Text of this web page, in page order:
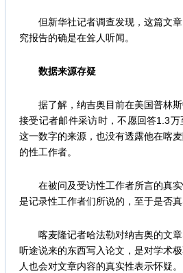
但新华社记者调查发现，这篇文章
究报告的确是在耸人听闻。
数据来源存疑
据了解，纳吉奥目前在美国普林斯
接受记者邮件采访时，不愿回答1.3
这一数字的来源，也没有透露他在喀
的性工作者。
在被问及受访性工作者所言的真实
是记录性工作者们所说的，至于是否
喀麦隆记者哈法勒对纳吉奥的文章
听途说来的东西写入论文，是对学术
人也会对文章内容的真实性表示怀疑。